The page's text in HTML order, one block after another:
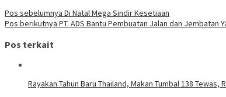
Pos sebelumnya Di Natal Mega Sindir Kesetiaan
Pos berikutnya PT. ADS Bantu Pembuatan Jalan dan Jembatan
Pos terkait
Rayakan Tahun Baru Thailand, Makan Tumbal 138 Tewas,